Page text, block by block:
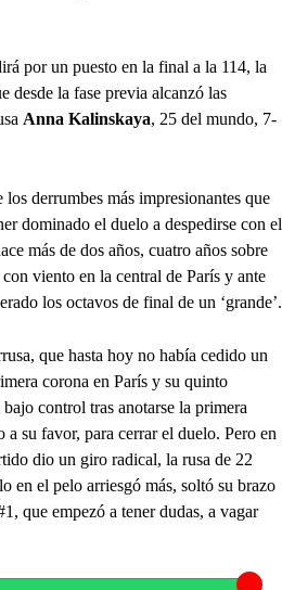
por un puesto en la final a la 114, la
desde la fase previa alcanzó las
Anna Kalinskaya, 25 del mundo, 7-
derrumbes más impresionantes que
dominado el duelo a despedirse con el
más de dos años, cuatro años sobre
viento en la central de París y ante
los octavos de final de un ‘grande’.
que hasta hoy no había cedido un
corona en París y su quinto
control tras anotarse la primera
su favor, para cerrar el duelo. Pero en
dio un giro radical, la rusa de 22
en el pelo arriesgó más, soltó su brazo
que empezó a tener dudas, a vagar